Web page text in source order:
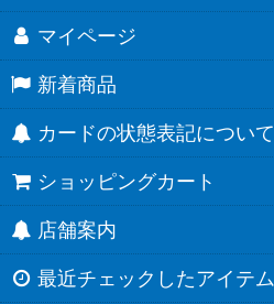
マイページ
新着商品
カードの状態表記について
ショッピングカート
店舗案内
最近チェックしたアイテム